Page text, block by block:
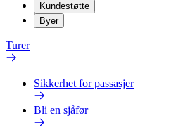
Kundestøtte
Byer
Turer
Sikkerhet for passasjer
Bli en sjåfør